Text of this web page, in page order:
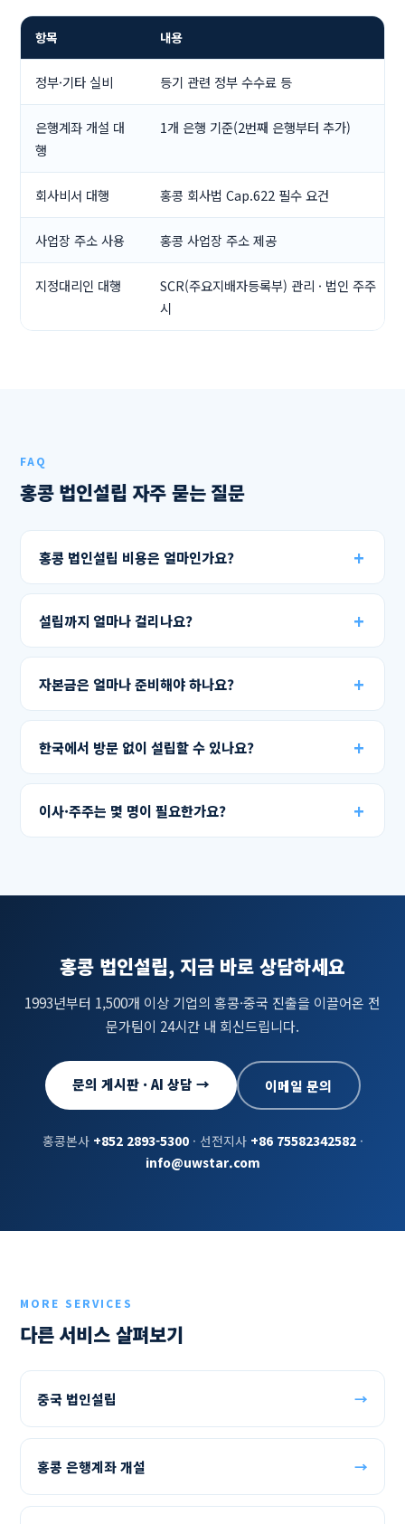
항목 내용
정부·기타 실비 등기 관련 정부 수수료 등
은행계좌 개설 대
행
1개 은행 기준(2번째 은행부터 추가)
회사비서 대행 홍콩 회사법 Cap.622 필수 요건
사업장 주소 사용 홍콩 사업장 주소 제공
지정대리인 대행
SCR(주요지배자등록부) 관리 · 법인 주주
시
FAQ
홍콩 법인설립 자주 묻는 질문
홍콩 법인설립 비용은 얼마인가요?
설립까지 얼마나 걸리나요?
자본금은 얼마나 준비해야 하나요?
한국에서 방문 없이 설립할 수 있나요?
이사·주주는 몇 명이 필요한가요?
홍콩 법인설립, 지금 바로 상담하세요
1993년부터 1,500개 이상 기업의 홍콩·중국 진출을 이끌어온 전
문가팀이 24시간 내 회신드립니다.
문의 게시판 · AI 상담 → 이메일 문의
홍콩본사 +852 2893-5300· 선전지사 +86 75582342582·
info@uwstar.com
MORE SERVICES
다른 서비스 살펴보기
중국 법인설립 →
홍콩 은행계좌 개설 →